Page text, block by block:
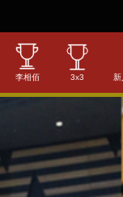
李相佰 3x3 新